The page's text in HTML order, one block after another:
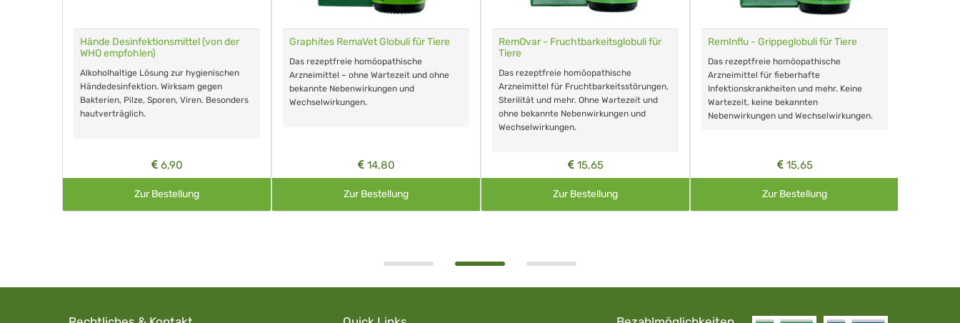
Hände Desinfektionsmittel (von der
WHO empfohlen)
Alkoholhaltige Lösung zur hygienischen
Händedesinfektion. Wirksam gegen
Bakterien, Pilze, Sporen, Viren. Besonders
hautverträglich.
6,90
Zur Bestellung
Graphites RemaVet Globuli für Tiere
Das rezeptfreie homöopathische
Arzneimittel – ohne Wartezeit und ohne
bekannte Nebenwirkungen und
Wechselwirkungen.
14,80
Zur Bestellung
RemOvar - Fruchtbarkeitsglobuli für
Tiere
Das rezeptfreie homöopathische
Arzneimittel für Fruchtbarkeitsstörungen,
Sterilität und mehr. Ohne Wartezeit und
ohne bekannte Nebenwirkungen und
Wechselwirkungen.
15,65
Zur Bestellung
RemInflu - Grippeglobuli für Tiere
Das rezeptfreie homöopathische
Arzneimittel für fieberhafte
Infektionskrankheiten und mehr. Keine
Wartezeit, keine bekannten
Nebenwirkungen und Wechselwirkungen.
15,65
Zur Bestellung